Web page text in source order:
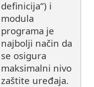
definicija“) i
modula
programa je
najbolji način da
se osigura
maksimalni nivo
zaštite uređaja.